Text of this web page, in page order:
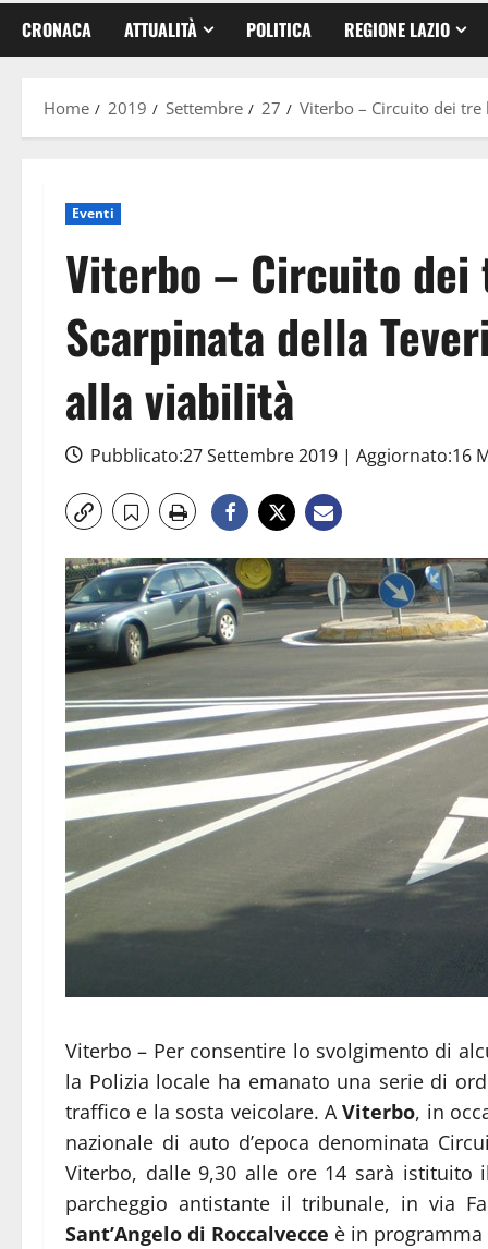
CRONACA ATTUALITÀ POLITICA REGIONE LAZIO
Home 2019 Settembre 27 Viterbo – Circuito dei
Eventi
Viterbo – Circuito
Scarpinata della
alla viabilità
Pubblicato:27 Settembre 2019 | Aggiornato:16
Viterbo – Per consentire lo svolgimento di
la Polizia locale ha emanato una serie di
traffico e la sosta veicolare. AViterbo, in
nazionale di auto d’epoca denominata
Viterbo, dalle 9,30 alle ore 14 sarà istituito
parcheggio antistante il tribunale, in via
Sant’Angelo di Roccalvecce è in